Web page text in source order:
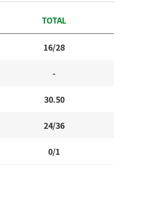
TOTAL
16/28
-
30.50
24/36
0/1